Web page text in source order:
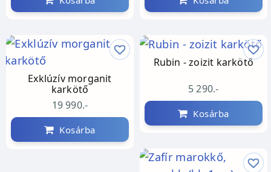
Exklúzív morganit
karkötő
19 990.-
Kosárba
Rubin - zoizit karkötő
5 290.-
Kosárba